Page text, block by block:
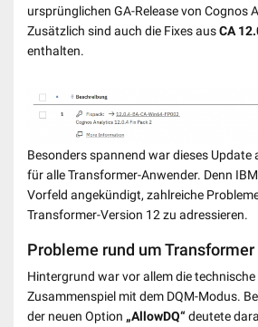
ursprünglichen GA-Release von Cognos
Zusätzlich sind auch die Fixes ausCA
enthalten.
Besonders spannend war dieses Update
für alle Transformer-Anwender. Denn
Vorfeld angekündigt, zahlreiche
Transformer-Version 12 zu adressieren.
Probleme rund um Transformer
Hintergrund war vor allem die
Zusammenspiel mit dem DQM-Modus.
der neuen Option „AllowDQ“ deutete